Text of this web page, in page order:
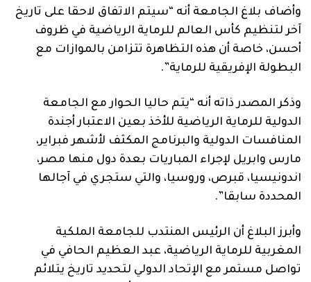
وأضاف بلاغ الجامعة أنه “سيتم الاتفاق لاحقا على تاريخ
آخر لتنظيم كأس العالم للرماية الرياضية في ظروف
أحسن، خاصة أن هذه التظاهرة تتزامن بالموازات مع
البطولة الإفريقية للرماية”.
وذكر المصدر ذاته أنه “يتم حاليا الحوار مع الجامعة
الدولية للرماية الرياضية للأخذ بعين الاعتبار أجندة
المنافسات الدولية والبرنامج المكثف لأشهر فبراير،
مارس وابريل لإجراء المباريات بعدة دول منها مصر،
اندونيسيا، قبرص، وروسيا، والتي ستجري في آجالها
المحددة سابقا”.
وأبرز البلاغ أن الرئيس المنتدب للجامعة الملكية
المغربية للرماية الرياضية، عبد العظيم الحافي في
تواصل مستمر مع الإتحاد الدولي لتحديد تاريخ يتلائم